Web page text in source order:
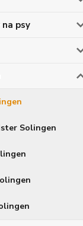
psy
Solingen